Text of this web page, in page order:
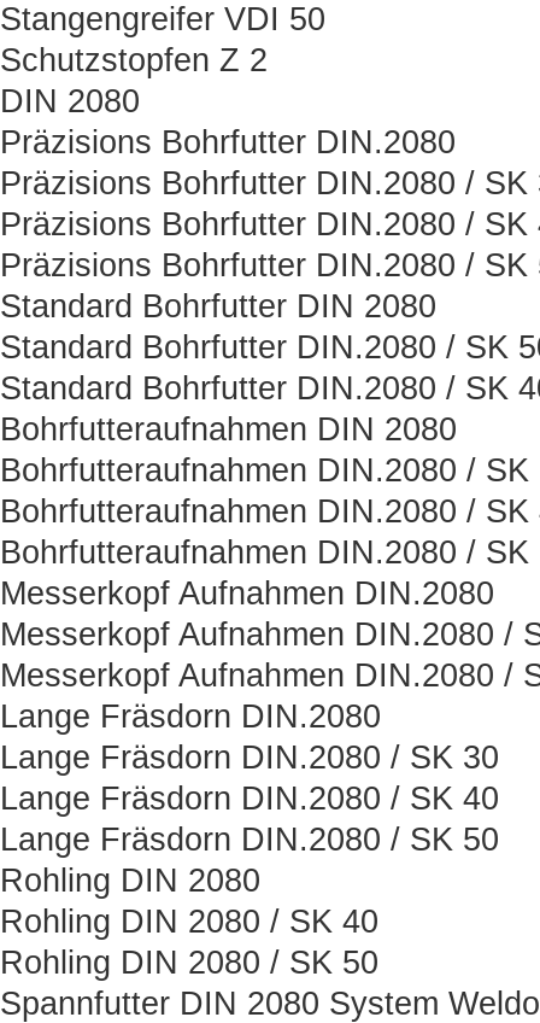
Stangengreifer VDI 50
Schutzstopfen Z 2
DIN 2080
Präzisions Bohrfutter DIN.2080
Präzisions Bohrfutter DIN.2080 / SK
Präzisions Bohrfutter DIN.2080 / SK
Präzisions Bohrfutter DIN.2080 / SK
Standard Bohrfutter DIN 2080
Standard Bohrfutter DIN.2080 / SK
Standard Bohrfutter DIN.2080 / SK
Bohrfutteraufnahmen DIN 2080
Bohrfutteraufnahmen DIN.2080 / SK
Bohrfutteraufnahmen DIN.2080 / SK
Bohrfutteraufnahmen DIN.2080 / SK
Messerkopf Aufnahmen DIN.2080
Messerkopf Aufnahmen DIN.2080 /
Messerkopf Aufnahmen DIN.2080 /
Lange Fräsdorn DIN.2080
Lange Fräsdorn DIN.2080 / SK 30
Lange Fräsdorn DIN.2080 / SK 40
Lange Fräsdorn DIN.2080 / SK 50
Rohling DIN 2080
Rohling DIN 2080 / SK 40
Rohling DIN 2080 / SK 50
Spannfutter DIN 2080 System